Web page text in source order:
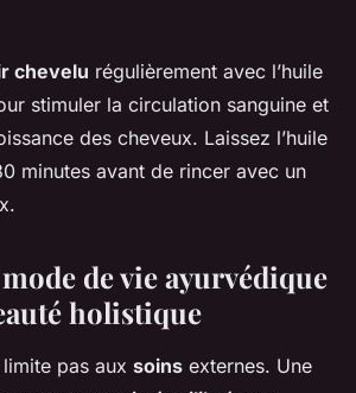
chevelu régulièrement avec l’huile
stimuler la circulation sanguine et
des cheveux. Laissez l’huile
minutes avant de rincer avec un
de vie ayurvédique
holistique
limite pas aux soins externes. Une